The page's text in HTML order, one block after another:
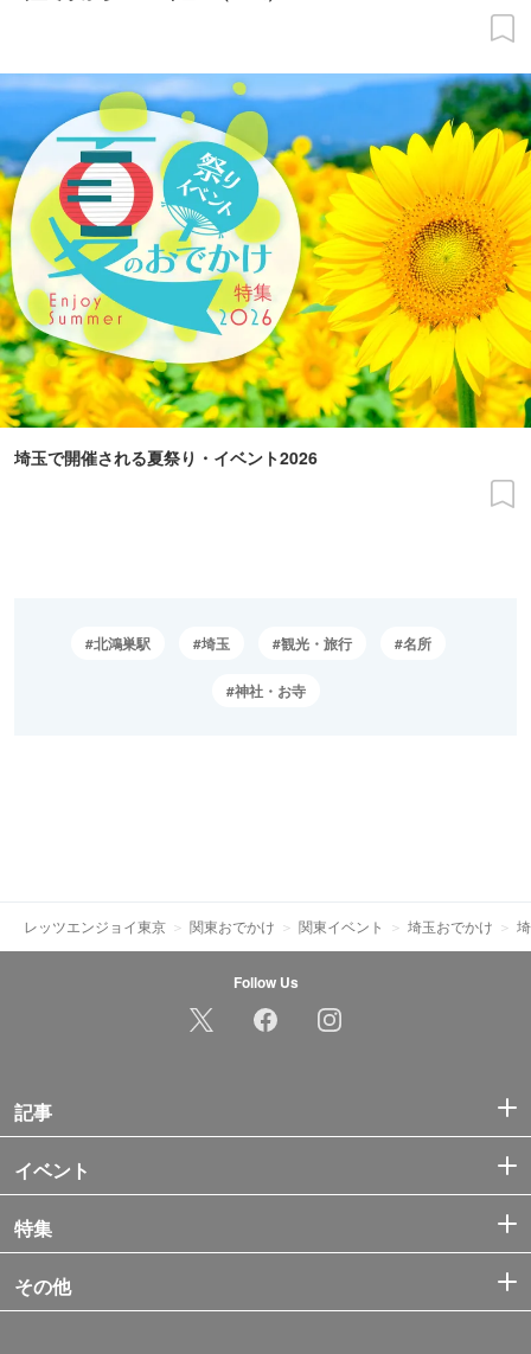
埼玉で開催される夏祭り・イベント2026
北鴻巣駅 埼玉 観光・旅行 名所
神社・お寺
レッツエンジョイ東京 関東おでかけ 関東イベント 埼玉おでかけ
Follow Us
記事
イベント
特集
その他